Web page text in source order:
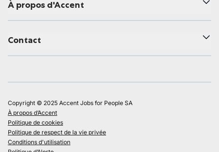
À propos d'Accent
Contact
Copyright © 2025 Accent Jobs for People SA
À propos d’Accent
Politique de cookies
Politique de respect de la vie privée
Conditions d'utilisation